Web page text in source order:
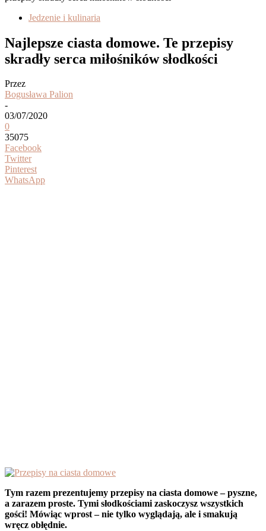
Jedzenie i kulinaria
Najlepsze ciasta domowe. Te przepisy
skradły serca miłośników słodkości
Przez
Bogusława Palion
-
03/07/2020
0
35075
Facebook
Twitter
Pinterest
WhatsApp
Tym razem prezentujemy przepisy na ciasta domowe – pyszne,
a zarazem proste. Tymi słodkościami zaskoczysz wszystkich
gości! Mówiąc wprost – nie tylko wyglądają, ale i smakują
wręcz obłędnie.